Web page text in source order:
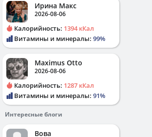
Ирина Макс
2026-08-06
Калорийность: 1394 кКал
Витамины и минералы: 99%
Maximus Otto
2026-08-06
Калорийность: 1287 кКал
Витамины и минералы: 91%
Интересные блоги
Вова